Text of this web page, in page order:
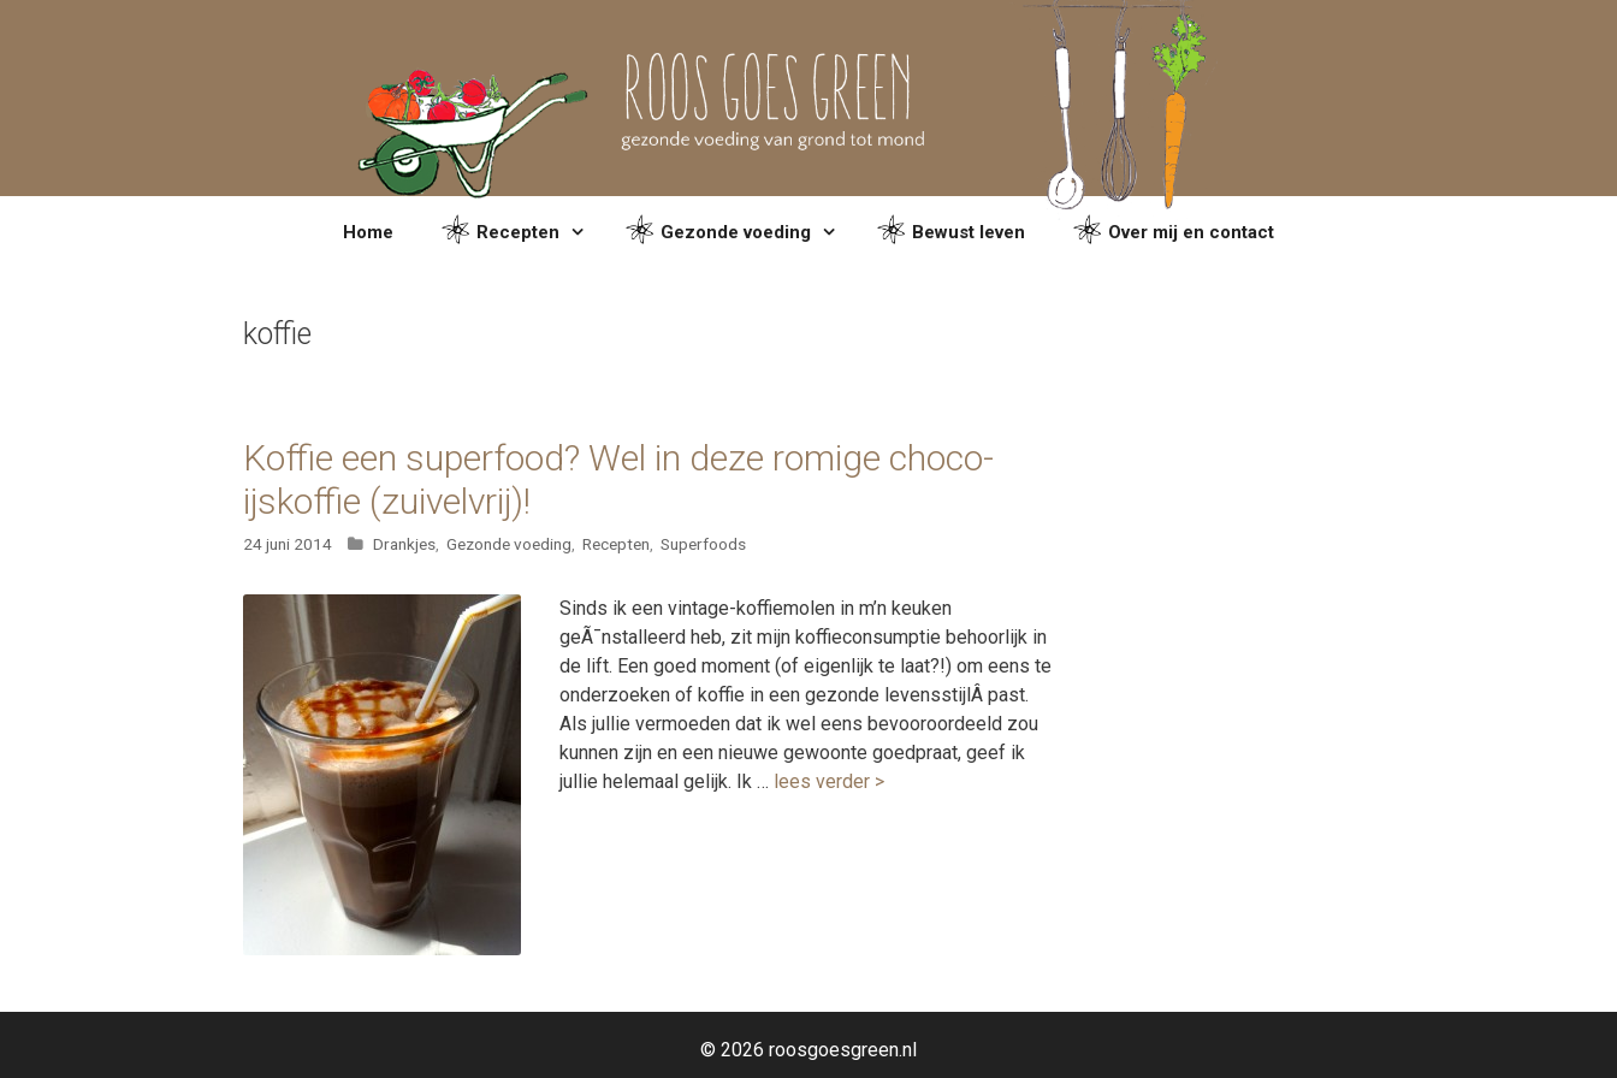
Home Recepten Gezonde voeding Bewust leven Over mij en contact
koffie
Koffie een superfood? Wel in deze romige choco-
ijskoffie (zuivelvrij)!
24 juni 2014 Categorieën
Drankjes, Gezonde voeding, Recepten, Superfoods
Sinds ik een vintage-koffiemolen in m’n keuken
geÃ¯nstalleerd heb, zit mijn koffieconsumptie behoorlijk in
de lift. Een goed moment (of eigenlijk te laat?!) om eens te
onderzoeken of koffie in een gezonde levensstijlÂ past.
Als jullie vermoeden dat ik wel eens bevooroordeeld zou
kunnen zijn en een nieuwe gewoonte goedpraat, geef ik
jullie helemaal gelijk. Ik … lees verder >
© 2026 roosgoesgreen.nl